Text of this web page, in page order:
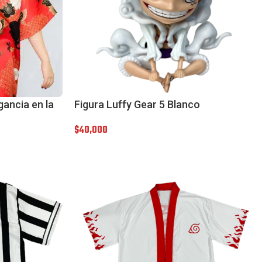
en la Figura Luffy Gear 5 Blanco
$40,000